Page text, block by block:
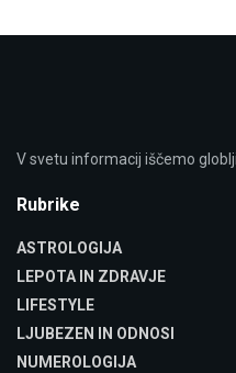
V svetu informacij iščemo
Rubrike
ASTROLOGIJA
LEPOTA IN ZDRAVJE
LIFESTYLE
LJUBEZEN IN ODNOSI
NUMEROLOGIJA